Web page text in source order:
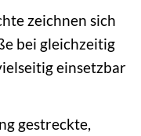
zeichnen sich
bei gleichzeitig
einsetzbar
gestreckte,